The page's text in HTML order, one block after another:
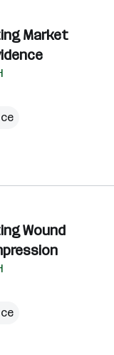
Market
Wound